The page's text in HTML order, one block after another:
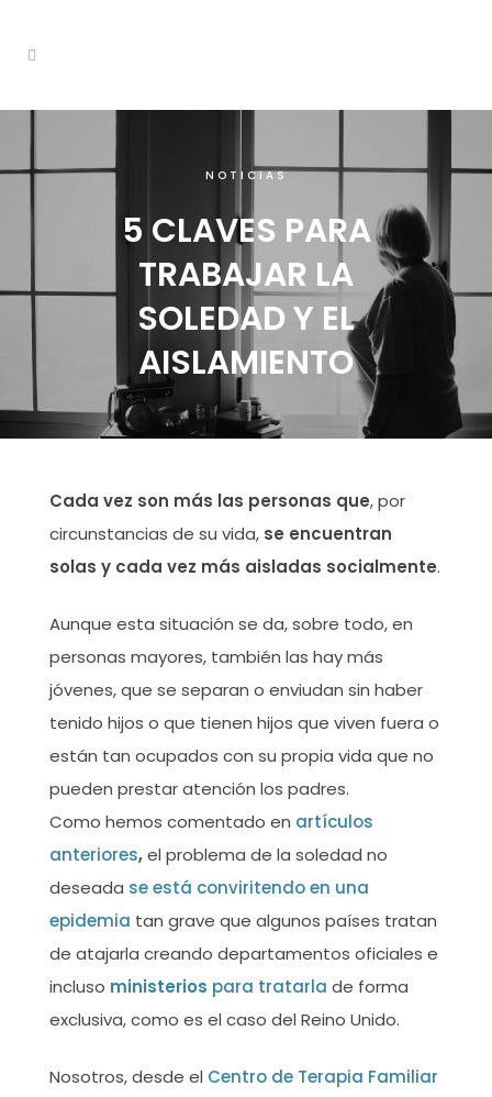
NOTICIAS
5 CLAVES PARA
TRABAJAR LA
SOLEDAD Y EL
AISLAMIENTO
Cada vez son más las personas que, por
circunstancias de su vida,se encuentran
solas y cada vez más aisladas socialmente.
Aunque esta situación se da, sobre todo, en
personas mayores, también las hay más
jóvenes, que se separan o enviudan sin haber
tenido hijos o que tienen hijos que viven fuera o
están tan ocupados con su propia vida que no
pueden prestar atención los padres.
Como hemos comentado en artículos
anteriores,el problema de la soledad no
deseada se está conviritendo en una
epidemia tan grave que algunos países tratan
de atajarla creando departamentos oficiales e
incluso ministerios para tratarla de forma
exclusiva, como es el caso del Reino Unido.
Nosotros, desde el Centro de Terapia Familiar